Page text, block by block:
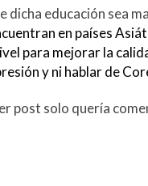
dicha educación sea
en países
para mejorar la
y ni hablar de
post solo quería